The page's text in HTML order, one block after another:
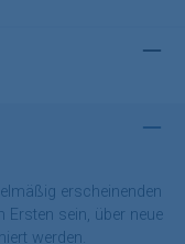
erscheinenden
Ersten sein, über neue
werden.